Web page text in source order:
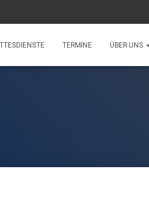
TERMINE ÜBER UNS